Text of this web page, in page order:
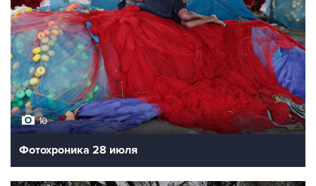
10
Фотохроника 28 июля